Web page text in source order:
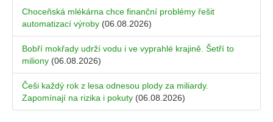
Choceňská mlékárna chce finanční problémy řešit
automatizací výroby (06.08.2026)
Bobří mokřady udrží vodu i ve vyprahlé krajině. Šetří to
miliony (06.08.2026)
Češi každý rok z lesa odnesou plody za miliardy.
Zapomínají na rizika i pokuty (06.08.2026)